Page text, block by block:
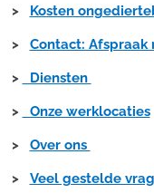
> Kosten
> Contact: Afspraak
> Diensten
> Onze werklocaties
> Over ons
> Veel gestelde